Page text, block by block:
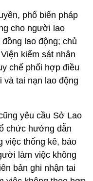
phổ biến pháp
cho người lao
lao động; chủ
kiểm sát nhân
chế phối hợp điều
và tai nạn lao động
yêu cầu Sở Lao
chức hướng dẫn
việc thống kê, báo
làm việc không
bản ghi nhận tai